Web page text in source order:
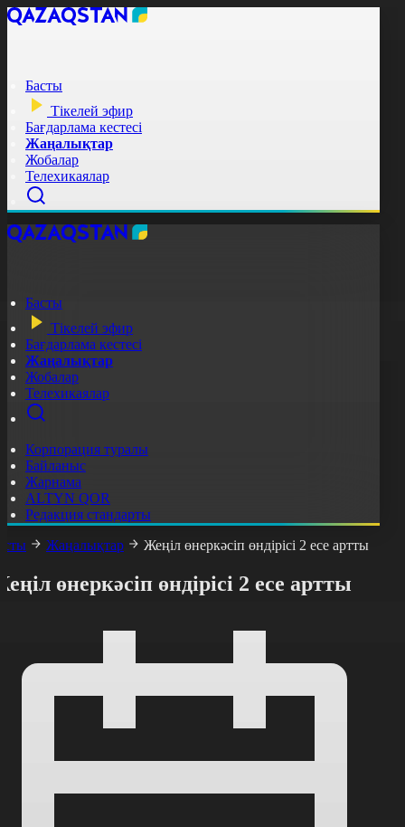
Басты
Тікелей эфир
Бағдарлама кестесі
Жаңалықтар
Жобалар
Телехикаялар
Басты
Тікелей эфир
Бағдарлама кестесі
Жаңалықтар
Жобалар
Телехикаялар
Корпорация туралы
Байланыс
Жарнама
ALTYN QOR
Редакция стандарты
Жаңалықтар Жеңіл өнеркәсіп өндірісі 2 есе артты
өнеркәсіп өндірісі 2 есе артты